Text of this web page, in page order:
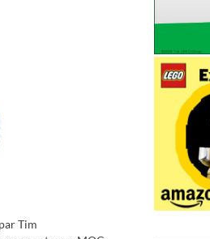
Tim